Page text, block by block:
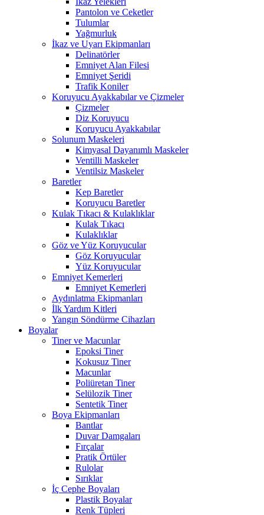
Pantolon ve Ceketler
Tulumlar
Yağmurluk
İkaz ve Uyarı Ekipmanları
Delinatörler
Emniyet Alan Filesi
Emniyet Şeridi
Trafik Koniler
Koruyucu Ayakkabılar ve Çizmeler
Çizmeler
Diz Koruyucu
Koruyucu Ayakkabılar
Solunum Maskeleri
Kimyasal Dayanımlı Maskeler
Ventilli Maskeler
Ventilsiz Maskeler
Baretler
Kep Baretler
Koruyucu Baretler
Kulak Tıkacı & Kulaklıklar
Kulak Tıkacı
Kulaklıklar
Göz ve Yüz Koruyucular
Göz Koruyucular
Yüz Koruyucular
Emniyet Kemerleri
Emniyet Kemerleri
Aydınlatma Ekipmanları
İlk Yardım Kitleri
Yangın Söndürme Cihazları
Boyalar
Tiner ve Macunlar
Epoksi Tiner
Kokusuz Tiner
Macunlar
Poliüretan Tiner
Selülozik Tiner
Sentetik Tiner
Boya Ekipmanları
Bantlar
Duvar Damgaları
Fırçalar
Pratik Örtüler
Rulolar
Sırıklar
İç Cephe Boyaları
Plastik Boyalar
Renk Tüpleri